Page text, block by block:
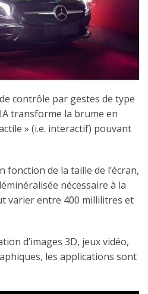
contrôle par gestes de type
transforme la brume en
» (i.e. interactif) pouvant
fonction de la taille de l’écran,
nécessaire à la
varier entre 400 millilitres et
d’images 3D, jeux vidéo,
les applications sont